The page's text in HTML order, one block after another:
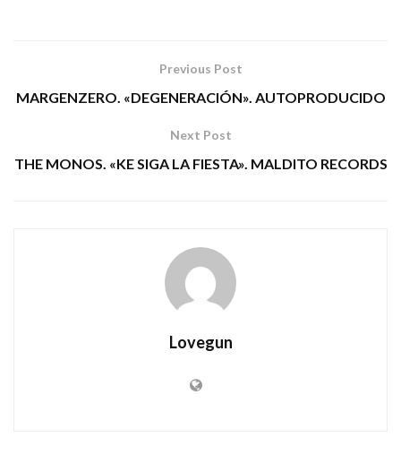
Previous Post
MARGENZERO. «DEGENERACIÓN». AUTOPRODUCIDO
Next Post
THE MONOS. «KE SIGA LA FIESTA». MALDITO RECORDS
Lovegun